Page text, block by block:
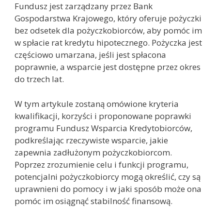
Fundusz jest zarządzany przez Bank
Gospodarstwa Krajowego, który oferuje pożyczki
bez odsetek dla pożyczkobiorców, aby pomóc im
w spłacie rat kredytu hipotecznego. Pożyczka jest
częściowo umarzana, jeśli jest spłacona
poprawnie, a wsparcie jest dostępne przez okres
do trzech lat.
W tym artykule zostaną omówione kryteria
kwalifikacji, korzyści i proponowane poprawki
programu Fundusz Wsparcia Kredytobiorców,
podkreślając rzeczywiste wsparcie, jakie
zapewnia zadłużonym pożyczkobiorcom.
Poprzez zrozumienie celu i funkcji programu,
potencjalni pożyczkobiorcy mogą określić, czy są
uprawnieni do pomocy i w jaki sposób może ona
pomóc im osiągnąć stabilność finansową.